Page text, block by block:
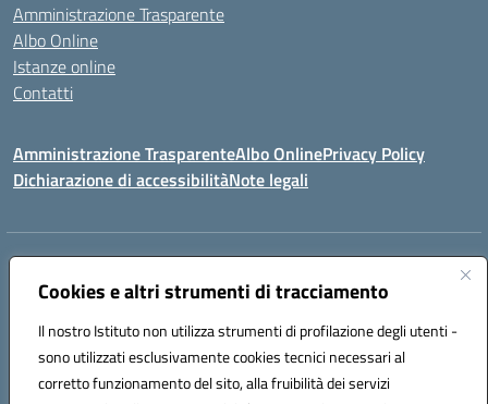
Cookies e altri strumenti di tracciamento
Il nostro Istituto non utilizza strumenti di profilazione degli utenti -
sono utilizzati esclusivamente cookies tecnici necessari al
corretto funzionamento del sito, alla fruibilità dei servizi
Amministrazione Trasparente
Albo Online
Istanze online
Contatti
Amministrazione TrasparenteAlbo OnlinePrivacy Policy
Dichiarazione di accessibilitàNote legali
Indirizzo:
Centralino:0885/422972 Email:FGIC84600D@istruzione.it
Codice fiscale: 81004320719
Codice meccanografico:
FGIC84600D
Codice Indice delle Pubbliche Amministrazioni (IPA): istsc_FGIC84600D